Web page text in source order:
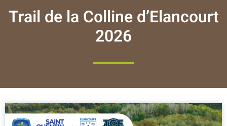
Trail de la Colline d’Elancourt
2026